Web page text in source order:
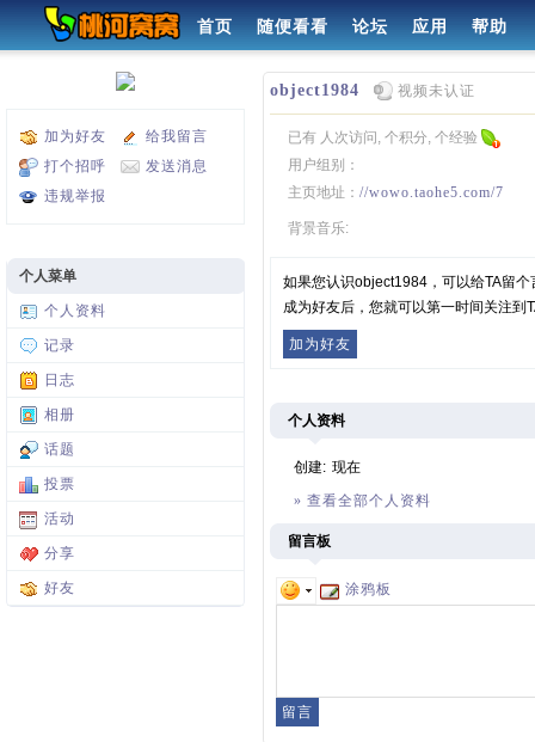
首页 随便看看 论坛 应用 帮助
加为好友
给我留言
打个招呼
发送消息
违规举报
个人菜单
个人资料
记录
日志
相册
话题
投票
活动
分享
好友
object1984 视频未认证
已有 人次访问, 个积分, 个经验
用户组别：
主页地址： //wowo.taohe5.com/7
背景音乐:
如果您认识object1984，可以给TA留
成为好友后，您就可以第一时间关注到
加为好友
个人资料
创建: 现在
» 查看全部个人资料
留言板
涂鸦板